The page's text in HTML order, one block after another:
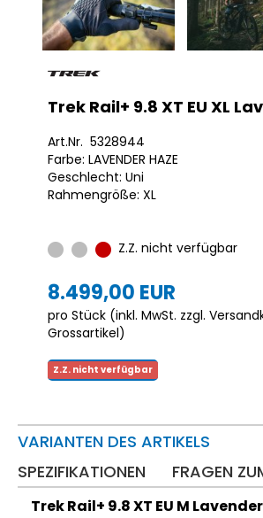
Trek Rail+ 9.8 XT EU XL
Art.Nr. 5328944
Farbe: LAVENDER HAZE
Geschlecht: Uni
Rahmengröße: XL
Z.Z. nicht verfügbar
8.499,00 EUR
pro Stück (inkl. MwSt. zzgl.
Grossartikel)
Z.Z. nicht verfügbar
VARIANTEN DES ARTIKELS
SPEZIFIKATIONEN
FRAGEN
Trek Rail+ 9.8 XT EU M